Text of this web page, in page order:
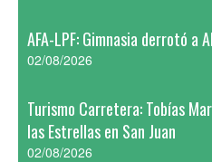
AFA-LPF: Gimnasia derrotó a
02/08/2026
Turismo Carretera: Tobías
las Estrellas en San Juan
02/08/2026